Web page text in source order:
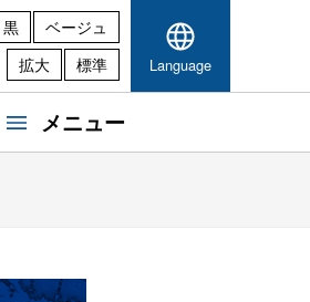
黒
ベージュ
拡大 標準 Language
メニュー